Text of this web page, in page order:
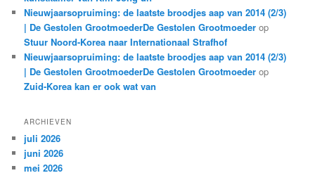
Nieuwjaarsopruiming: de laatste broodjes aap van 2014 (2/3)
| De Gestolen GrootmoederDe Gestolen Grootmoeder op
Stuur Noord-Korea naar Internationaal Strafhof
Nieuwjaarsopruiming: de laatste broodjes aap van 2014 (2/3)
| De Gestolen GrootmoederDe Gestolen Grootmoeder op
Zuid-Korea kan er ook wat van
ARCHIEVEN
juli 2026
juni 2026
mei 2026